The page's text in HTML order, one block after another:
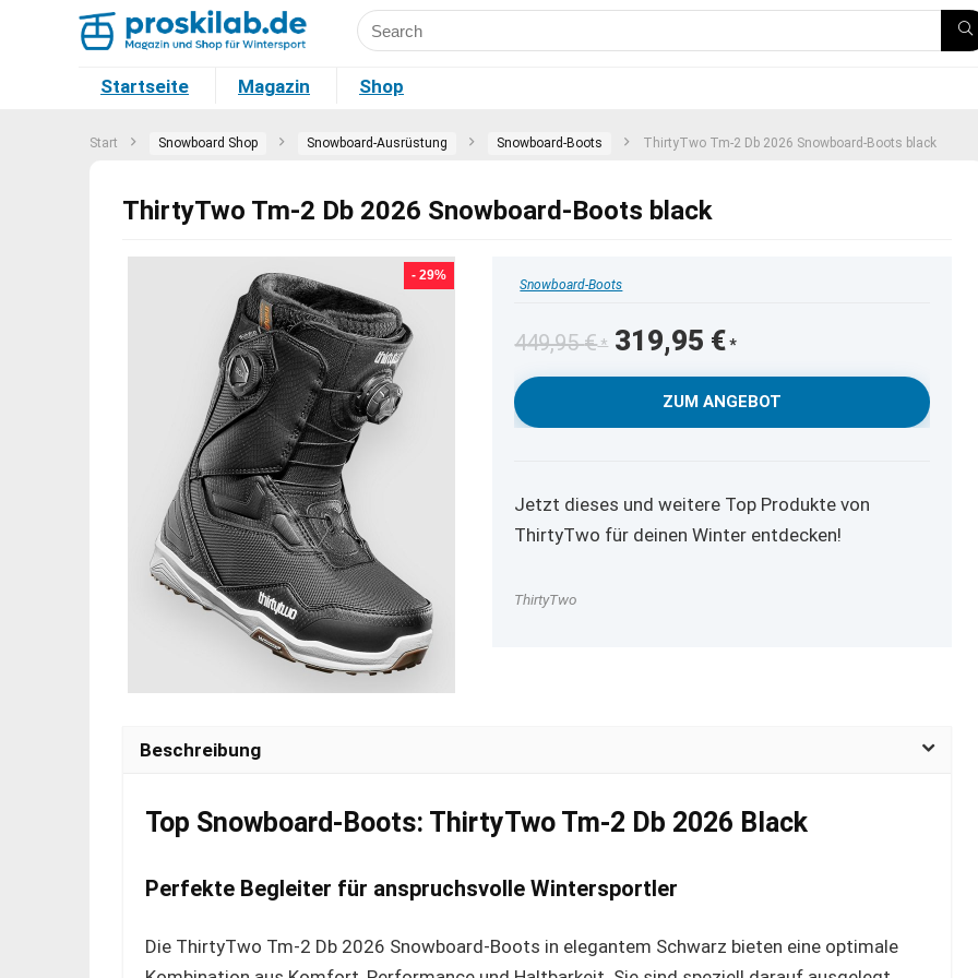
Startseite Magazin Shop
Start Snowboard Shop Snowboard-Ausrüstung Snowboard-Boots ThirtyTwo Tm-2 Db 2026 Snowboard-Boots black
ThirtyTwo Tm-2 Db 2026 Snowboard-Boots black
- 29%
Snowboard-Boots
449,95€
Ursprünglicher
Preis
war:
449,95 €
319,95 € Aktueller
Preis
ist:
319,95 €.
ZUM ANGEBOT
Jetzt dieses und weitere Top Produkte von
ThirtyTwo für deinen Winter entdecken!
ThirtyTwo
Beschreibung
Top Snowboard-Boots: ThirtyTwo Tm-2 Db 2026 Black
Perfekte Begleiter für anspruchsvolle Wintersportler
Die ThirtyTwo Tm-2 Db 2026 Snowboard-Boots in elegantem Schwarz bieten eine optimale